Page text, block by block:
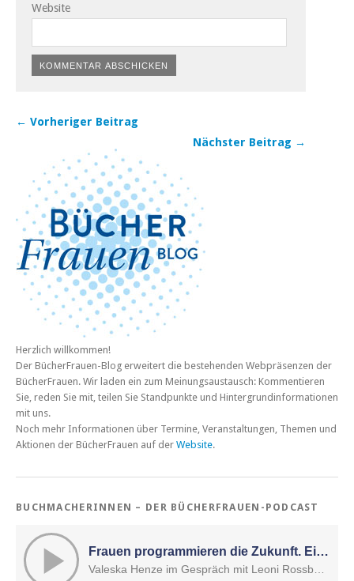
Website
← Vorheriger Beitrag
Nächster Beitrag →
Herzlich willkommen!
Der BücherFrauen-Blog erweitert die bestehenden Webpräsenzen der
BücherFrauen. Wir laden ein zum Meinungsaustausch: Kommentieren
Sie, reden Sie mit, teilen Sie Standpunkte und Hintergrundinformationen
mit uns.
Noch mehr Informationen über Termine, Veranstaltungen, Themen und
Aktionen der BücherFrauen auf der Website.
BUCHMACHERINNEN – DER BÜCHERFRAUEN-PODCAST